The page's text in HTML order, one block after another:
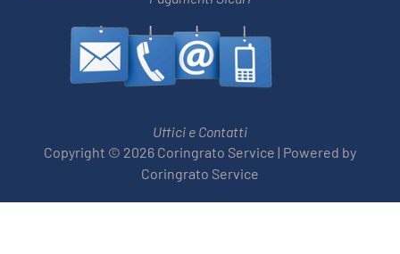
Uffici e Contatti
Copyright © 2026 Coringrato Service | Powered by
Coringrato Service